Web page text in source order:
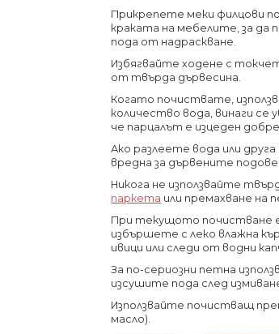
Прикрепете меки филцови
краката на мебелите, за да
пода от надраскване.
Избягвайте ходене с
от твърда дървесина.
Когато почиствате,
количество вода, винаги се
че парцалът е изцеден
Ако разлеете вода или
вредна за дървените
Никога не използвайте
паркета или премахване на
При текущото почистване
избършете с леко влажна
ивици или следи от водни
За по-сериозни петна
изсушите пода след
Използвайте почистващ
масло).